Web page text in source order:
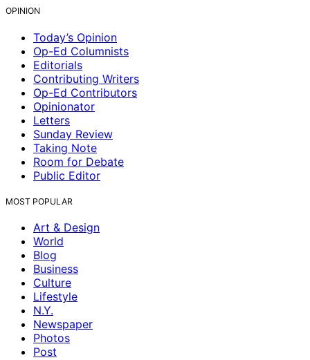
OPINION
Today’s Opinion
Op-Ed Columnists
Editorials
Contributing Writers
Op-Ed Contributors
Opinionator
Letters
Sunday Review
Taking Note
Room for Debate
Public Editor
MOST POPULAR
Art & Design
World
Blog
Business
Culture
Lifestyle
N.Y.
Newspaper
Photos
Post